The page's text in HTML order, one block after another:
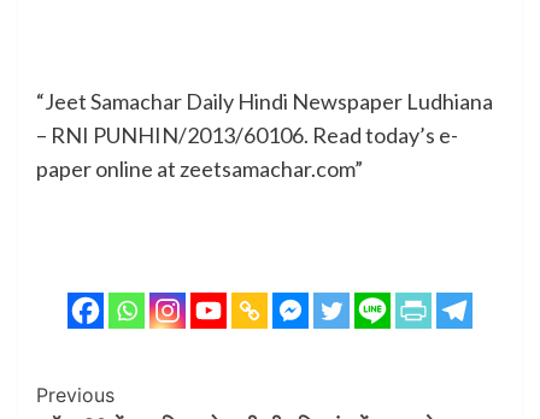
“Jeet Samachar Daily Hindi Newspaper Ludhiana
– RNI PUNHIN/2013/60106. Read today’s e-
paper online at zeetsamachar.com”
Post
Previous